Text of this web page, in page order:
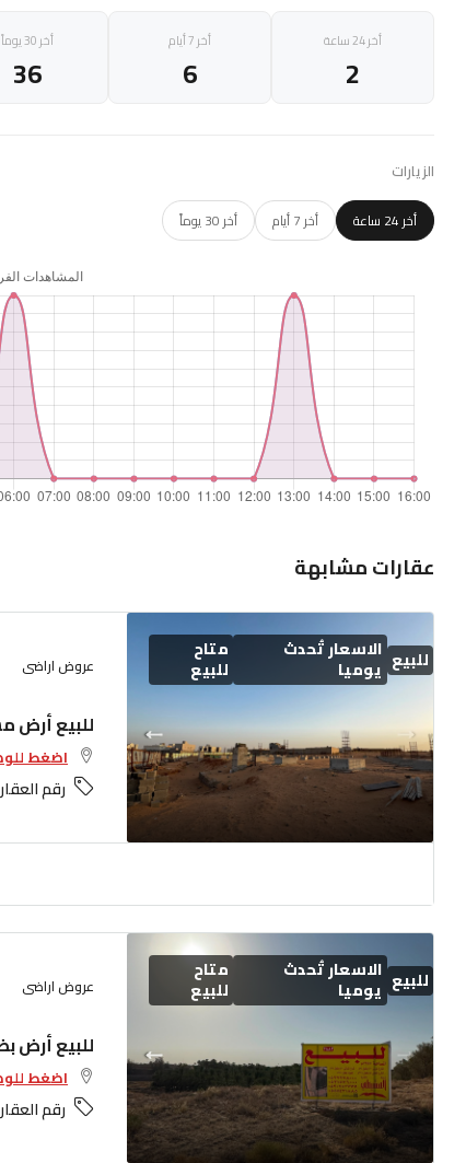
أخر 24 ساعة
2
أخر 7 أيام
6
أخر 30 يوماً
36
الزيارات
أخر 24 ساعة أخر 7 أيام أخر 30 يوماً
عقارات مشابهة
للبيع الاسعار تُحدث
يوميا
متاح
للبيع عروض اراضى
للبيع أرض
اضغط
رقم
للبيع الاسعار تُحدث
يوميا
متاح
للبيع عروض اراضى
للبيع أرض
اضغط
رقم